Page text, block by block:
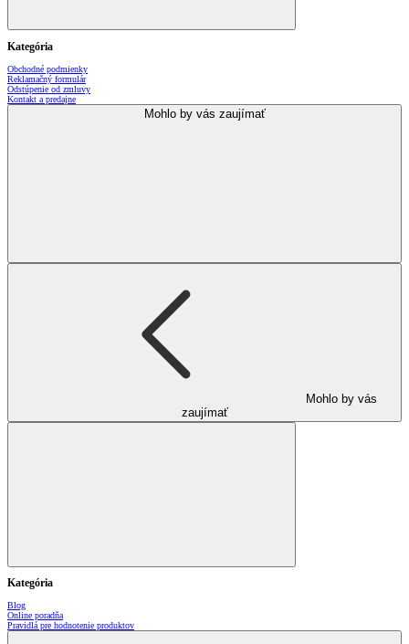
Kategória
Obchodné podmienky
Reklamačný formulár
Odstúpenie od zmluvy
Kontakt a predajne
Mohlo by vás zaujímať
Mohlo by vás
zaujímať
Kategória
Blog
Online poradňa
Pravidlá pre hodnotenie produktov